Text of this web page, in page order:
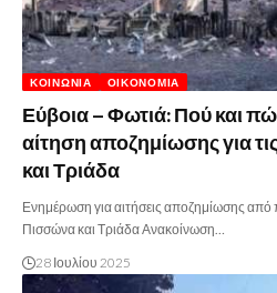
ΚΟΙΝΩΝΊΑ ΟΙΚΟΝΟΜΊΑ
Εύβοια – Φωτιά: Πού και
αίτηση αποζημίωσης για
και Τριάδα
Ενημέρωση για αιτήσεις αποζημίωσης
Πισσώνα και Τριάδα Ανακοίνωση…
28 Ιουλίου 2025